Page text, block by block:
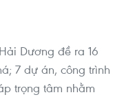
Dương đề ra 16
7 dự án, công trình
trọng tâm nhằm